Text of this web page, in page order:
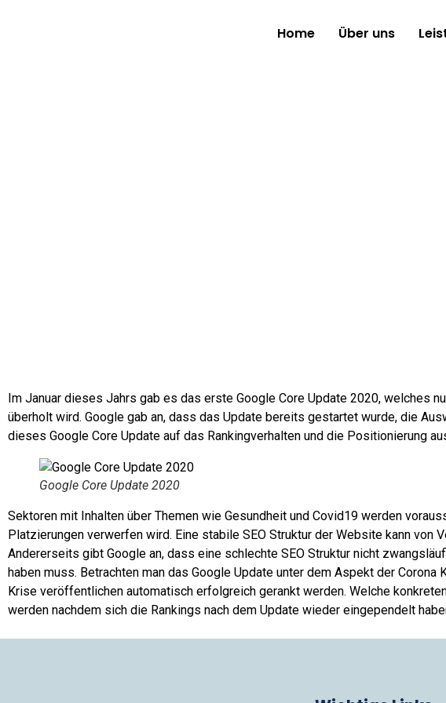
Home Über uns
Im Januar dieses Jahrs gab es das erste Google Core Update 2020, welches
überholt wird. Google gab an, dass das Update bereits gestartet wurde, die
dieses Google Core Update auf das Rankingverhalten und die Positionierung
Google Core Update 2020
Sektoren mit Inhalten über Themen wie Gesundheit und Covid19 werden
Platzierungen verwerfen wird. Eine stabile SEO Struktur der Website kann
Andererseits gibt Google an, dass eine schlechte SEO Struktur nicht
haben muss. Betrachten man das Google Update unter dem Aspekt der
Krise veröffentlichen automatisch erfolgreich gerankt werden. Welche
werden nachdem sich die Rankings nach dem Update wieder eingependelt